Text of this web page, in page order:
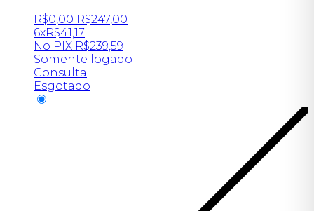
R$0,00 R$247,00
6xR$41,17
No PIX R$239,59
Somente logado
Consulta
Esgotado